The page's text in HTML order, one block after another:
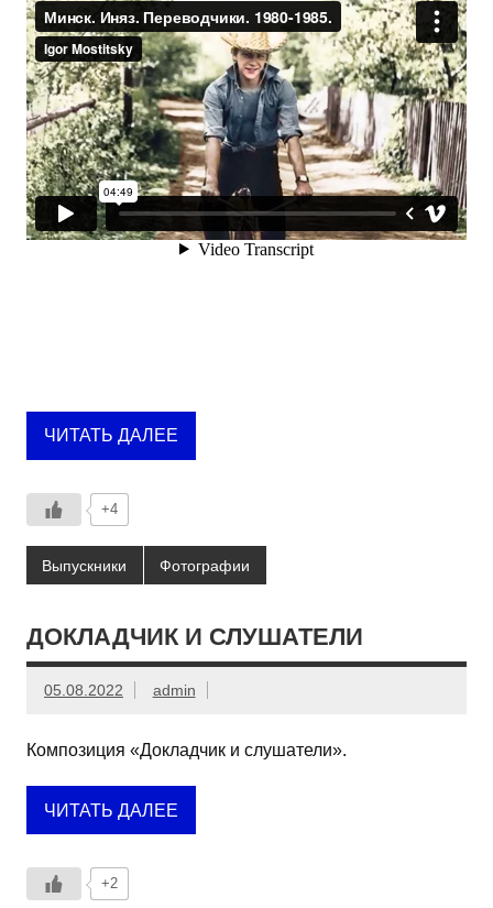
ЧИТАТЬ ДАЛЕЕ
+4
Выпускники Фотографии
ДОКЛАДЧИК И СЛУШАТЕЛИ
05.08.2022 admin
Композиция «Докладчик и слушатели».
ЧИТАТЬ ДАЛЕЕ
+2